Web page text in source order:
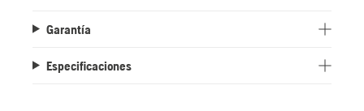
Garantía
Especificaciones